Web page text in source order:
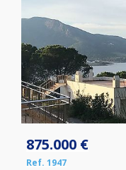
875.000 €
Ref. 1947